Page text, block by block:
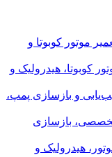
موتور کوبوتا و
کوبوتا، هیدرولیک و
و بازسازی پمپ،
بازسازی
هیدرولیک و